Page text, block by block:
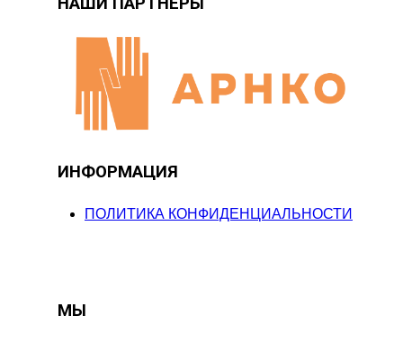
ИНФОРМАЦИЯ
ПОЛИТИКА КОНФИДЕНЦИАЛЬНОСТИ
МЫ